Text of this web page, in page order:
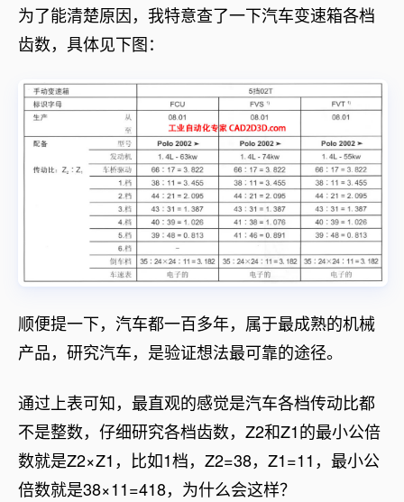
为了能清楚原因，我特意查了一下汽车变速箱各档
齿数，具体见下图：
顺便提一下，汽车都一百多年，属于最成熟的机械
产品，研究汽车，是验证想法最可靠的途径。
通过上表可知，最直观的感觉是汽车各档传动比都
不是整数，仔细研究各档齿数，Z2和Z1的最小公倍
数就是Z2×Z1，比如1档，Z2=38，Z1=11，最小公
倍数就是38×11=418，为什么会这样？